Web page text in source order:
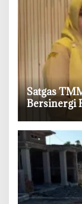
‎Satgas
Bersinergi